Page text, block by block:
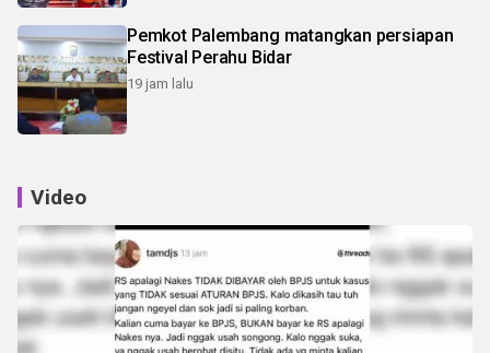
Pemkot Palembang matangkan persiapan
Festival Perahu Bidar
19 jam lalu
Video